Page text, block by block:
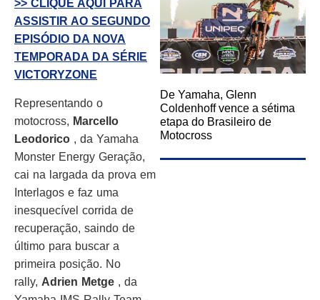
>> CLIQUE AQUI PARA
ASSISTIR AO SEGUNDO
EPISÓDIO DA NOVA
TEMPORADA DA SÉRIE
VICTORYZONE
Representando o
motocross, Marcello
Leodorico , da Yamaha
Monster Energy Geração,
cai na largada da prova em
Interlagos e faz uma
inesquecível corrida de
recuperação, saindo de
último para buscar a
primeira posição. No
rally, Adrien Metge , da
De Yamaha, Glenn
Coldenhoff vence a sétima
etapa do Brasileiro de
Motocross